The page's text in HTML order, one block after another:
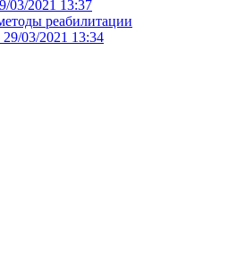
03/2021 13:37
реабилитации
29/03/2021 13:34